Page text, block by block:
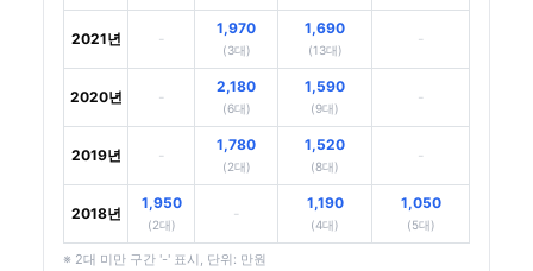
2021년 -
1,970
(3대)
1,690
(13대)
-
2020년 -
2,180
(6대)
1,590
(9대)
-
2019년 -
1,780
(2대)
1,520
(8대)
-
2018년
1,950
(2대)
-
1,190
(4대)
1,050
(5대)
※ 2대 미만 구간 '-' 표시, 단위: 만원